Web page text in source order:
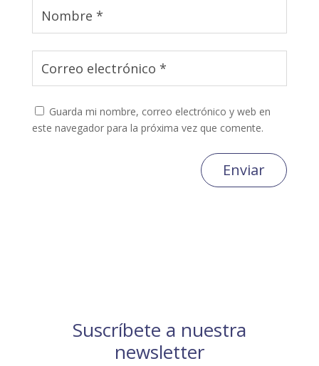
Guarda mi nombre, correo electrónico y web en
este navegador para la próxima vez que comente.
Enviar
Suscríbete a nuestra
newsletter